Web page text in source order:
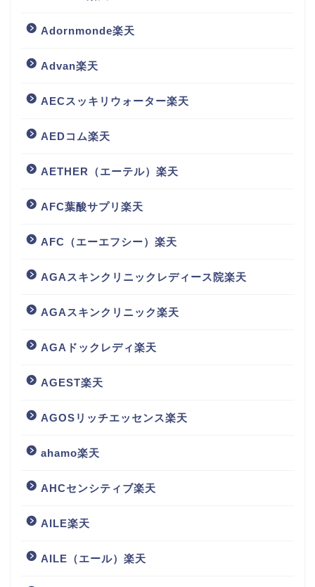
Adornmonde楽天
Advan楽天
AECスッキリウォーター楽天
AEDコム楽天
AETHER（エーテル）楽天
AFC葉酸サプリ楽天
AFC（エーエフシー）楽天
AGAスキンクリニックレディース院楽天
AGAスキンクリニック楽天
AGAドックレディ楽天
AGEST楽天
AGOSリッチエッセンス楽天
ahamo楽天
AHCセンシティブ楽天
AILE楽天
AILE（エール）楽天